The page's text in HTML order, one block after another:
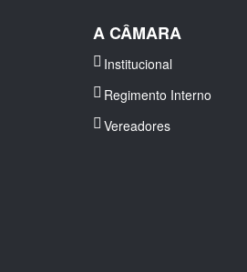
A CÂMARA
Institucional
Regimento Interno
Vereadores